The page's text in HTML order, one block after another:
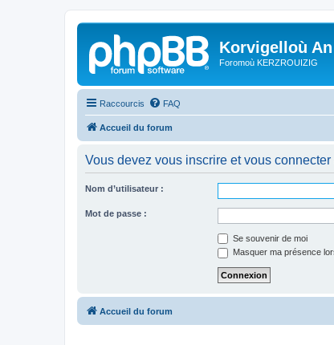
Korvigelloù An
Foromoù KERZROUIZIG
Raccourcis FAQ
Accueil du forum
Vous devez vous inscrire et vous
Nom d’utilisateur :
Mot de passe :
Se souvenir de moi
Masquer ma présence
Accueil du forum